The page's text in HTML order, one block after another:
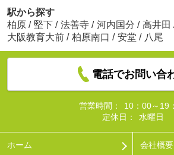
駅から探す
柏原 / 堅下 / 法善寺 / 河内国分 / 高井田
大阪教育大前 / 柏原南口 / 安堂 / 八尾
電話でお問い合
営業時間：
10：00～19
定休日：
水曜日
ホーム 会社概要